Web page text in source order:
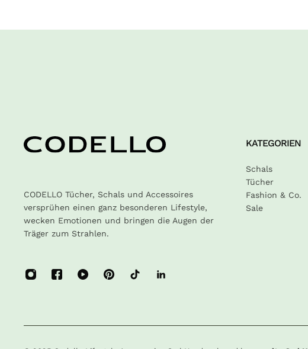
CODELLO Tücher, Schals und Accessoires
versprühen einen ganz besonderen Lifestyle,
wecken Emotionen und bringen die Augen der
Träger zum Strahlen.
KATEGORIEN
Schals
Tücher
Fashion & Co.
Sale